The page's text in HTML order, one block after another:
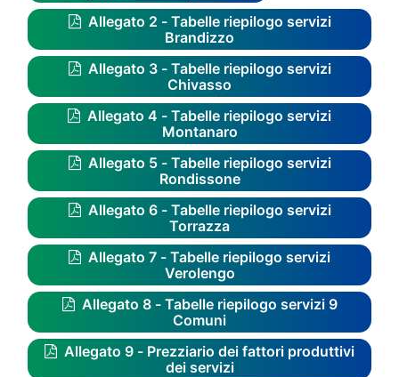
Allegato 2 - Tabelle riepilogo servizi
Brandizzo
Allegato 3 - Tabelle riepilogo servizi
Chivasso
Allegato 4 - Tabelle riepilogo servizi
Montanaro
Allegato 5 - Tabelle riepilogo servizi
Rondissone
Allegato 6 - Tabelle riepilogo servizi
Torrazza
Allegato 7 - Tabelle riepilogo servizi
Verolengo
Allegato 8 - Tabelle riepilogo servizi 9
Comuni
Allegato 9 - Prezziario dei fattori produttivi
dei servizi